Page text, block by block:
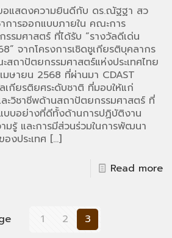
อแสดงความยินดีกับ ดร.ณัฐฐา สว
การออกแบบภายใน คณะการ
รมศาสตร์ ที่ได้รับ “รางวัลดีเด่น
จากโครงการเชิดชูเกียรติบุคลากร
ถาปัตยกรรมศาสตร์แห่งประเทศไทย
มษายน 2568 ที่ผ่านมา CDAST
เกียรติยศระดับชาติ ที่มอบให้แก่
ะวิชาชีพด้านสถาปัตยกรรมศาสตร์ ที่
บบอย่างที่ดีทั้งด้านการปฏิบัติงาน
มรู้ และการมีส่วนร่วมในการพัฒนา
งประเทศ […]
Read more
1 2 3